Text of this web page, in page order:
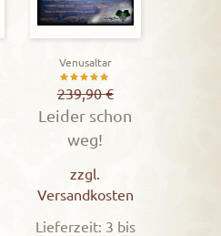
Venusaltar
Bewertet
mit
5.00
von 5
239,90€
Leider schon
weg!
zzgl.
Versandkosten
Lieferzeit: 3 bis